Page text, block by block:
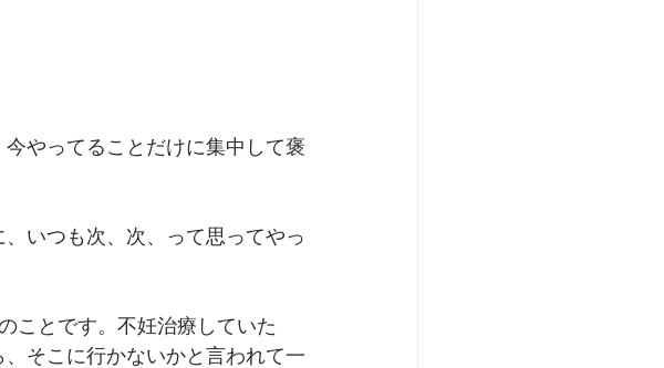
やってることだけに集中して褒
いつも次、次、って思ってやっ
ことです。不妊治療していた
そこに行かないかと言われて一